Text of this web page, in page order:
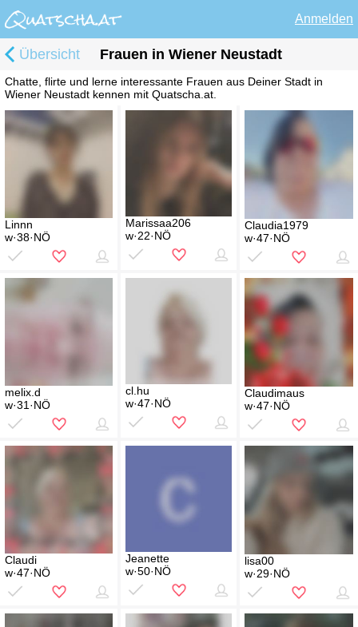
Anmelden
Übersicht Frauen in Wiener Neustadt
Chatte, flirte und lerne interessante Frauen aus Deiner Stadt in
Wiener Neustadt kennen mit Quatscha.at.
Linnn
w·38·NÖ
Marissaa206
w·22·NÖ
Claudia1979
w·47·NÖ
melix.d
w·31·NÖ
cl.hu
w·47·NÖ
Claudimaus
w·47·NÖ
Claudi
w·47·NÖ
Jeanette
w·50·NÖ
lisa00
w·29·NÖ